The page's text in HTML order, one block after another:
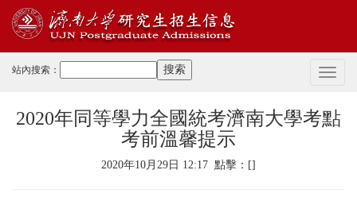
站內搜索：
切
航
2020年同等學力全國統考濟南大學考點
考前溫馨提示
2020年10月29日 12:17 點擊：[]